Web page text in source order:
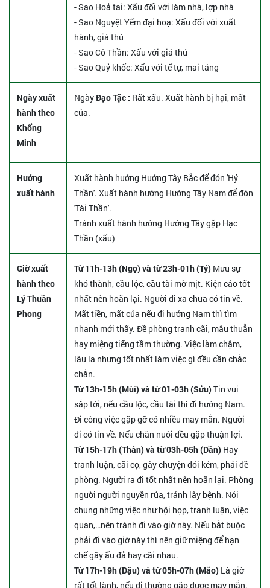
- Sao Hoả tai: Xấu đối với làm nhà, lợp nhà
- Sao Nguyệt Yếm đại hoạ: Xấu đối với xuất
hành, giá thú
- Sao Cô Thần: Xấu với giá thú
- Sao Quỷ khốc: Xấu với tế tự, mai táng
Ngày xuất
hành theo
Khổng
Minh
NgàyĐạo Tặc : Rất xấu. Xuất hành bị hại, mất
của.
Hướng
xuất hành
Xuất hành hướng Hướng Tây Bắc để đón 'Hỷ
Thần'. Xuất hành hướng Hướng Tây Nam để đón
'Tài Thần'.
Tránh xuất hành hướng Hướng Tây gặp Hạc
Thần (xấu)
Giờ xuất
hành theo
Lý Thuần
Phong
Từ 11h-13h (Ngọ) và từ 23h-01h (Tý) Mưu sự
khó thành, cầu lộc, cầu tài mờ mịt. Kiện cáo tốt
nhất nên hoãn lại. Người đi xa chưa có tin về.
Mất tiền, mất của nếu đi hướng Nam thì tìm
nhanh mới thấy. Đề phòng tranh cãi, mâu thuẫn
hay miệng tiếng tầm thường. Việc làm chậm,
lâu la nhưng tốt nhất làm việc gì đều cần chắc
chắn.
Từ 13h-15h (Mùi) và từ 01-03h (Sửu) Tin vui
sắp tới, nếu cầu lộc, cầu tài thì đi hướng Nam.
Đi công việc gặp gỡ có nhiều may mắn. Người
đi có tin về. Nếu chăn nuôi đều gặp thuận lợi.
Từ 15h-17h (Thân) và từ 03h-05h (Dần) Hay
tranh luận, cãi cọ, gây chuyện đói kém, phải đề
phòng. Người ra đi tốt nhất nên hoãn lại. Phòng
người người nguyền rủa, tránh lây bệnh. Nói
chung những việc như hội họp, tranh luận, việc
quan,…nên tránh đi vào giờ này. Nếu bắt buộc
phải đi vào giờ này thì nên giữ miệng để hạn
chế gây ẩu đả hay cãi nhau.
Từ 17h-19h (Dậu) và từ 05h-07h (Mão) Là giờ
rất tốt lành, nếu đi thường gặp được may mắn.